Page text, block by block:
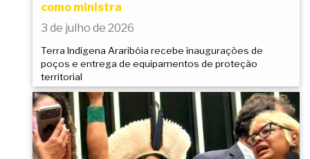
como ministra
3 de julho de 2026
Terra Indígena Araribóia recebe inaugurações de
poços e entrega de equipamentos de proteção
territorial